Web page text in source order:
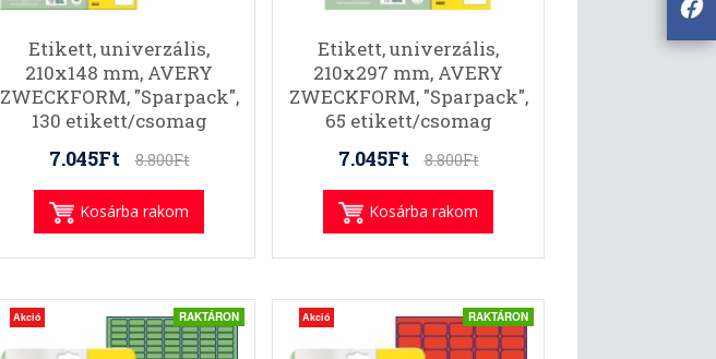
Etikett, univerzális,
210x148 mm, AVERY
ZWECKFORM, "Sparpack",
130 etikett/csomag
7.045Ft 8.800Ft
Kosárba rakom
Etikett, univerzális,
210x297 mm, AVERY
ZWECKFORM, "Sparpack",
65 etikett/csomag
7.045Ft 8.800Ft
Kosárba rakom
Akció RAKTÁRON Akció RAKTÁRON